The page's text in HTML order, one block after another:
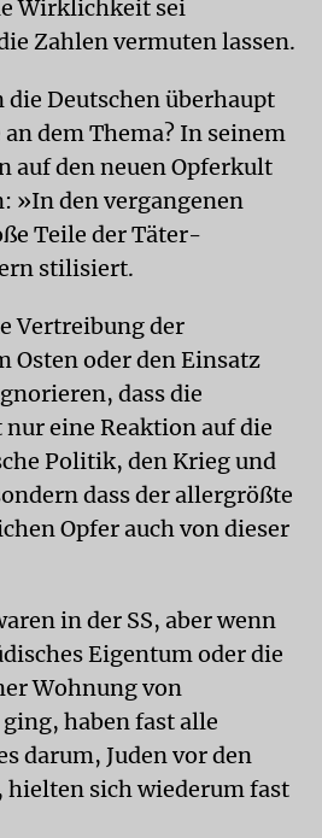
Wirklichkeit sei
Zahlen vermuten lassen.
die Deutschen überhaupt
dem Thema? In seinem
auf den neuen Opferkult
»In den vergangenen
Teile der Täter-
stilisiert.
Vertreibung der
Osten oder den Einsatz
dass die
eine Reaktion auf die
Politik, den Krieg und
dass der allergrößte
Opfer auch von dieser
in der SS, aber wenn
Eigentum oder die
Wohnung von
haben fast alle
darum, Juden vor den
hielten sich wiederum fast